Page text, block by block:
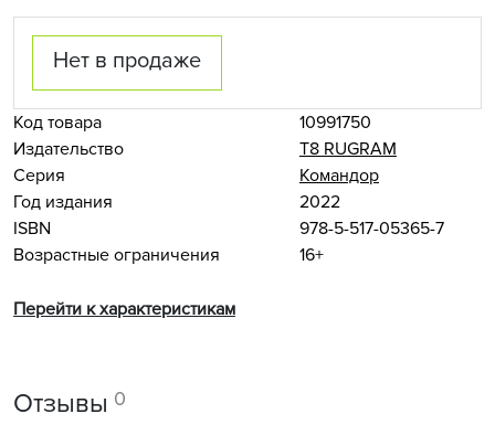
Нет в продаже
Код товара
10991750
Издательство
Т8 RUGRAM
Серия
Командор
Год издания
2022
ISBN
978-5-517-05365-7
Возрастные ограничения
16+
Перейти к характеристикам
Отзывы 0